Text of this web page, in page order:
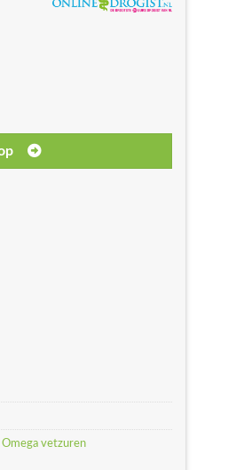
Omega vetzuren